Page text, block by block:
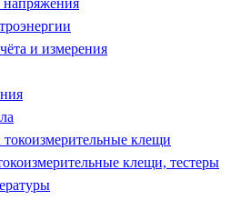
напряжения
и измерения
клещи
клещи, тестеры